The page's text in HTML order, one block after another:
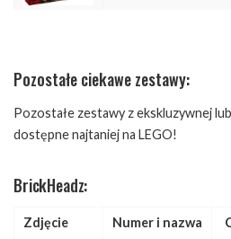
Pozostałe ciekawe zestawy:
Pozostałe zestawy z ekskluzywnej
dostępne najtaniej na LEGO!
BrickHeadz:
Zdjęcie
Numer i nazwa